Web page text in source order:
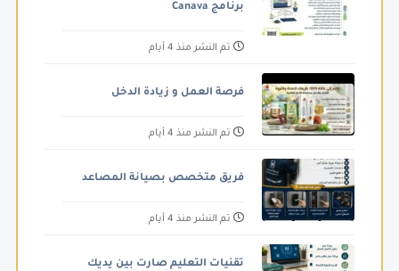
برنامج Canava
تم النشر منذ 4 أيام
فرصة العمل و زيادة الدخل
تم النشر منذ 4 أيام
فريق متخصص بصيانة المصاعد
تم النشر منذ 4 أيام
تقنيات التعليم صارت بين يديك